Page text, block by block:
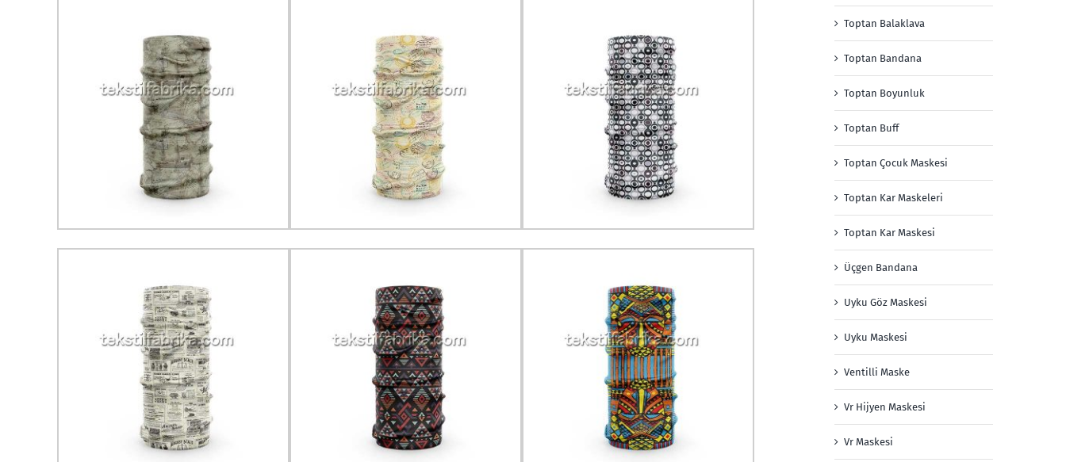
Toptan Balaklava
Toptan Bandana
Toptan Boyunluk
Toptan Buff
Toptan Çocuk Maskesi
Toptan Kar Maskeleri
Toptan Kar Maskesi
Üçgen Bandana
Uyku Göz Maskesi
Uyku Maskesi
Ventilli Maske
Vr Hijyen Maskesi
Vr Maskesi